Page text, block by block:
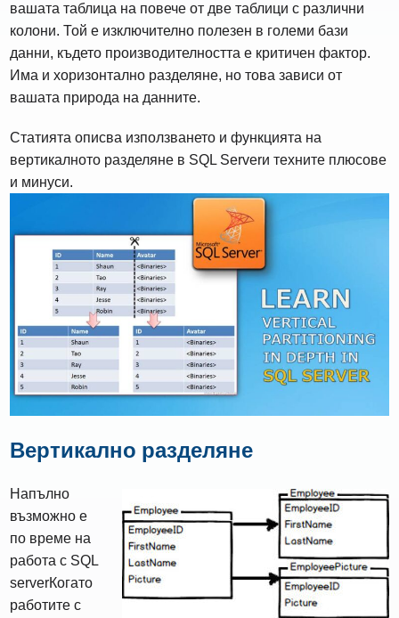
вашата таблица на повече от две таблици с различни
колони. Той е изключително полезен в големи бази
данни, където производителността е критичен фактор.
Има и хоризонтално разделяне, но това зависи от
вашата природа на данните.
Статията описва използването и функцията на
вертикалното разделяне в SQL Serverи техните плюсове
и минуси.
Вертикално разделяне
Напълно
възможно е
по време на
работа с SQL
serverКогато
работите с